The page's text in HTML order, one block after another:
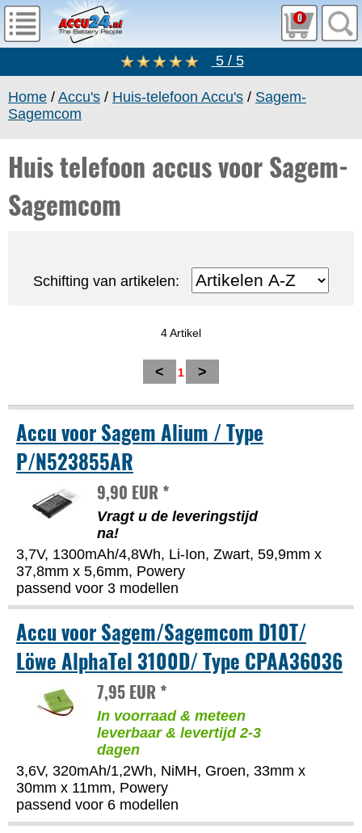
0
5 / 5
Home / Accu's / Huis-telefoon Accu's / Sagem-
Sagemcom
Huis telefoon accus voor Sagem-
Sagemcom
Schifting van artikelen:
4 Artikel
< 1 >
Accu voor Sagem Alium / Type
P/N523855AR
9,90 EUR *
Vragt u de leveringstijd
na!
3,7V, 1300mAh/4,8Wh, Li-Ion, Zwart, 59,9mm x
37,8mm x 5,6mm, Powery
passend voor 3 modellen
Accu voor Sagem/Sagemcom D10T/
Löwe AlphaTel 3100D/ Type CPAA36036
7,95 EUR *
In voorraad & meteen
leverbaar & levertijd 2-3
dagen
3,6V, 320mAh/1,2Wh, NiMH, Groen, 33mm x
30mm x 11mm, Powery
passend voor 6 modellen